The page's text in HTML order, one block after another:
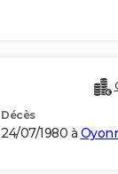
Décès
24/07/1980 à